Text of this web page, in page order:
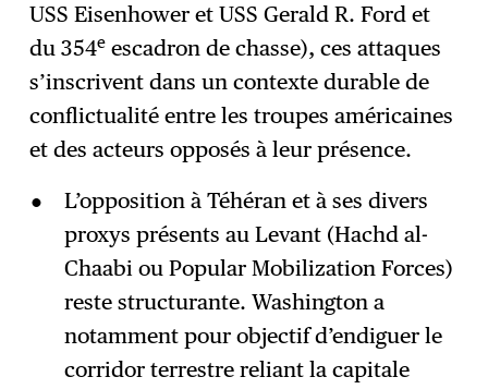
USS Eisenhower et USS Gerald R. Ford et
du 354e escadron de chasse), ces attaques
s’inscrivent dans un contexte durable de
conflictualité entre les troupes américaines
et des acteurs opposés à leur présence.
L’opposition à Téhéran et à ses divers
proxys présents au Levant (Hachd al-
Chaabi ou Popular Mobilization Forces)
reste structurante. Washington a
notamment pour objectif d’endiguer le
corridor terrestre reliant la capitale